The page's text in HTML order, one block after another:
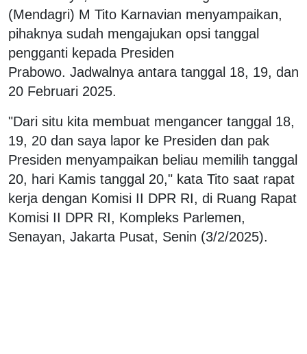
(Mendagri) M Tito Karnavian menyampaikan,
pihaknya sudah mengajukan opsi tanggal
pengganti kepada Presiden
Prabowo. Jadwalnya antara tanggal 18, 19, dan
20 Februari 2025.
"Dari situ kita membuat mengancer tanggal 18,
19, 20 dan saya lapor ke Presiden dan pak
Presiden menyampaikan beliau memilih tanggal
20, hari Kamis tanggal 20," kata Tito saat rapat
kerja dengan Komisi II DPR RI, di Ruang Rapat
Komisi II DPR RI, Kompleks Parlemen,
Senayan, Jakarta Pusat, Senin (3/2/2025).